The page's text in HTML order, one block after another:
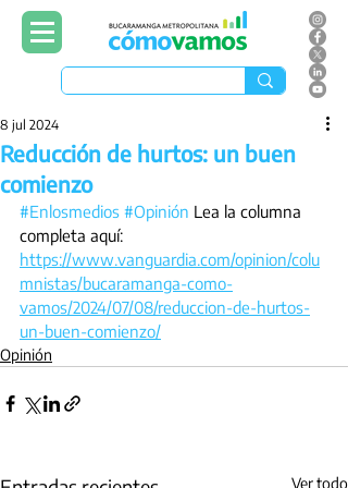
Reducción de hurtos: un buen
comienzo
8 jul 2024
#Enlosmedios #Opinión Lea la columna
completa aquí:
https://www.vanguardia.com/opinion/colu
mnistas/bucaramanga-como-
vamos/2024/07/08/reduccion-de-hurtos-
un-buen-comienzo/
Opinión
Ver todo